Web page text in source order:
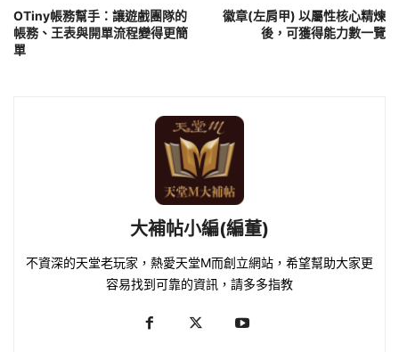
OTiny帳務幫手：讓遊戲團隊的
帳務、王表與開單流程變得更簡
單
徽章(左肩甲) 以屬性核心精煉
後，可獲得能力數一覽
大補帖小編(編董)
不資深的天堂老玩家，熱愛天堂M而創立網站，希望幫助大家更
容易找到可靠的資訊，請多多指教